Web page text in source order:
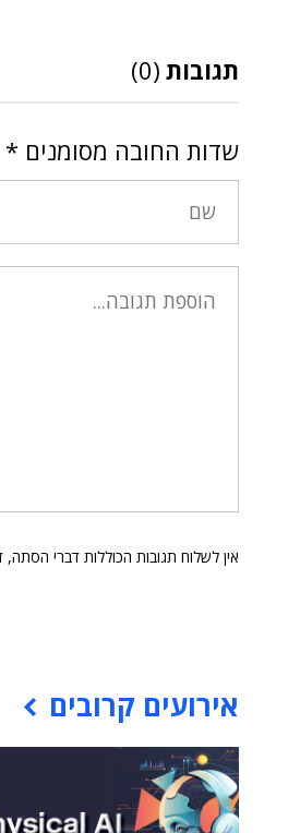
תגובות (0)
שדות החובה מסומנים *
אין לשלוח תגובות הכוללות דברי
אירועים קרובים